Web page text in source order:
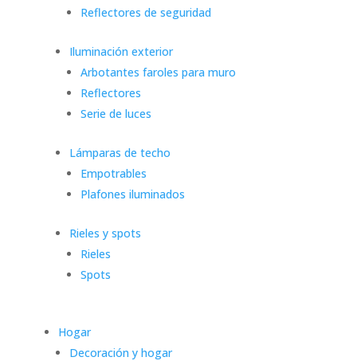
Reflectores de seguridad
Iluminación exterior
Arbotantes faroles para muro
Reflectores
Serie de luces
Lámparas de techo
Empotrables
Plafones iluminados
Rieles y spots
Rieles
Spots
Hogar
Decoración y hogar